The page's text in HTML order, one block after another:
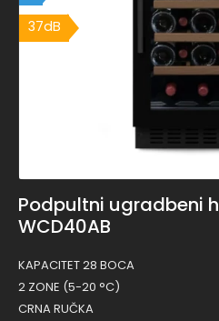
37dB
Podpultni ugradbeni
WCD40AB
KAPACITET 28 BOCA
2 ZONE (5-20 °C)
CRNA RUČKA